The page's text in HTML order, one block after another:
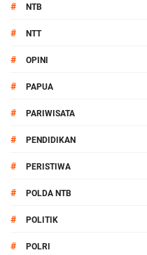
# NTB
# NTT
# OPINI
# PAPUA
# PARIWISATA
# PENDIDIKAN
# PERISTIWA
# POLDA NTB
# POLITIK
# POLRI